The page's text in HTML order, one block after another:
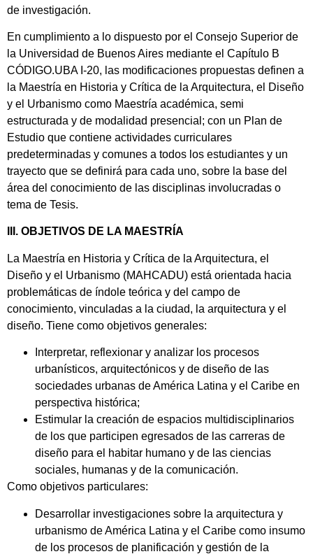
de investigación.
En cumplimiento a lo dispuesto por el Consejo Superior de
la Universidad de Buenos Aires mediante el Capítulo B
CÓDIGO.UBA I-20, las modificaciones propuestas definen a
la Maestría en Historia y Crítica de la Arquitectura, el Diseño
y el Urbanismo como Maestría académica, semi
estructurada y de modalidad presencial; con un Plan de
Estudio que contiene actividades curriculares
predeterminadas y comunes a todos los estudiantes y un
trayecto que se definirá para cada uno, sobre la base del
área del conocimiento de las disciplinas involucradas o
tema de Tesis.
III. OBJETIVOS DE LA MAESTRÍA
La Maestría en Historia y Crítica de la Arquitectura, el
Diseño y el Urbanismo (MAHCADU) está orientada hacia
problemáticas de índole teórica y del campo de
conocimiento, vinculadas a la ciudad, la arquitectura y el
diseño. Tiene como objetivos generales:
Interpretar, reflexionar y analizar los procesos
urbanísticos, arquitectónicos y de diseño de las
sociedades urbanas de América Latina y el Caribe en
perspectiva histórica;
Estimular la creación de espacios multidisciplinarios
de los que participen egresados de las carreras de
diseño para el habitar humano y de las ciencias
sociales, humanas y de la comunicación.
Como objetivos particulares:
Desarrollar investigaciones sobre la arquitectura y
urbanismo de América Latina y el Caribe como insumo
de los procesos de planificación y gestión de la